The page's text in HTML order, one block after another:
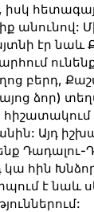
իսկ
անունով:
էր
բերդ,
ձոր)
Այդ
հին
է նաև